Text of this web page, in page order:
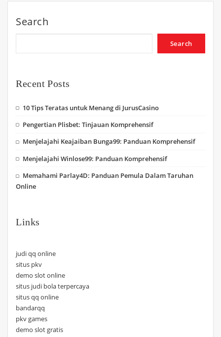
Search
Search
Recent Posts
10 Tips Teratas untuk Menang di JurusCasino
Pengertian Plisbet: Tinjauan Komprehensif
Menjelajahi Keajaiban Bunga99: Panduan Komprehensif
Menjelajahi Winlose99: Panduan Komprehensif
Memahami Parlay4D: Panduan Pemula Dalam Taruhan
Online
Links
judi qq online
situs pkv
demo slot online
situs judi bola terpercaya
situs qq online
bandarqq
pkv games
demo slot gratis